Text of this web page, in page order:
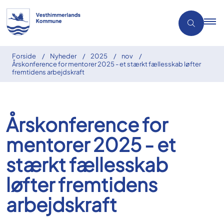
Forside Nyheder 2025
nov
Årskonference for mentorer 2025 - et stærkt fællesskab løfter
fremtidens arbejdskraft
Årskonference for
mentorer 2025 - et
stærkt fællesskab
løfter fremtidens
arbejdskraft